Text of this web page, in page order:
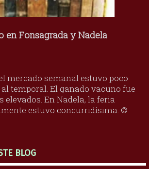
en Fonsagrada y Nadela
mercado semanal estuvo poco
temporal. El ganado vacuno fue
elevados. En Nadela, la feria
estuvo concurridísima. ©
BLOG